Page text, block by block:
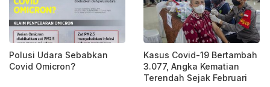
Polusi Udara Sebabkan
Covid Omicron?
Kasus Covid-19 Bertambah
3.077, Angka Kematian
Terendah Sejak Februari